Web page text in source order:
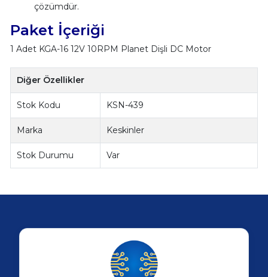
çözümdür.
Paket İçeriği
1 Adet KGA-16 12V 10RPM Planet Dişli DC Motor
Diğer Özellikler
Stok Kodu KSN-439
Marka Keskinler
Stok Durumu Var